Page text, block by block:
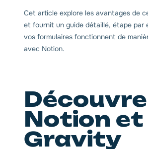
Cet article explore les avantages de
et fournit un guide détaillé, étape par
vos formulaires fonctionnent de
avec Notion.
Notion et
Gravity